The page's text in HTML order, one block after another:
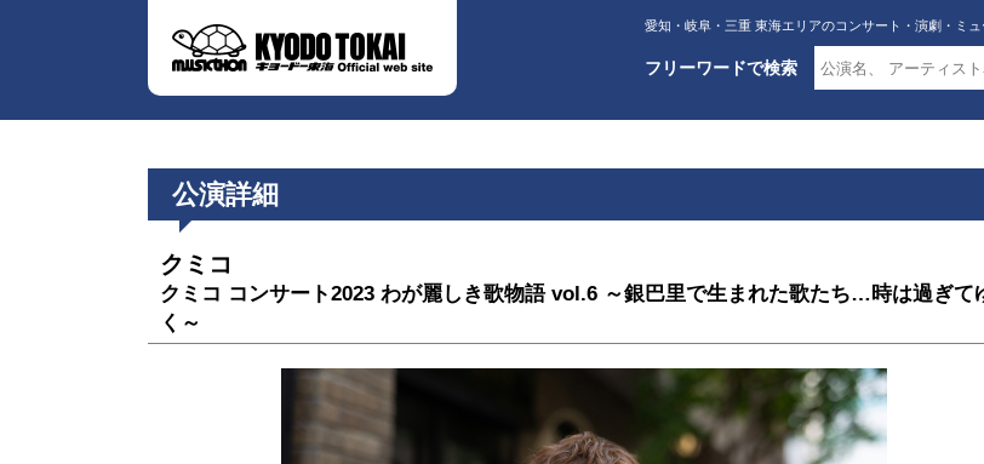
愛知・岐阜・三重 東海エリアのコンサート・演劇・ミ
フリーワードで検索
公演詳細
クミコ
クミコ コンサート2023 わが麗しき歌物語 vol.6 ～銀巴里で生まれた歌たち…時は過ぎて
く～